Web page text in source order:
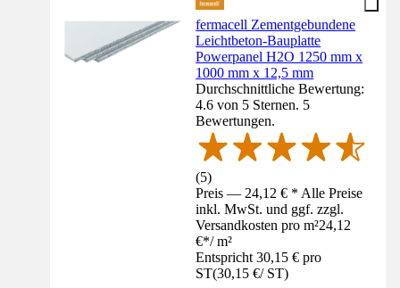
fermacell Zementgebundene
Leichtbeton-Bauplatte
Powerpanel H2O 1250 mm x
1000 mm x 12,5 mm
Durchschnittliche Bewertung:
4.6 von 5 Sternen. 5
Bewertungen.
(5)
Preis — 24,12 € * Alle Preise
inkl. MwSt. und ggf. zzgl.
Versandkosten pro m²24,12
€*/ m²
Entspricht 30,15 € pro
ST(30,15 €/ ST)